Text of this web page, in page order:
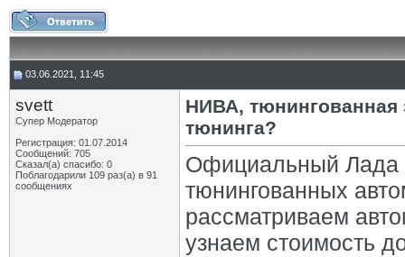
03.06.2021, 11:45
svett
Супер Модератор
Регистрация: 01.07.2014
Сообщений: 705
Сказал(а) спасибо: 0
Поблагодарили 109 раз(а) в 91
сообщениях
НИВА, тюнингованная
тюнинга?
Официальный Лада
тюнингованных
рассматриваем
узнаем стоимость